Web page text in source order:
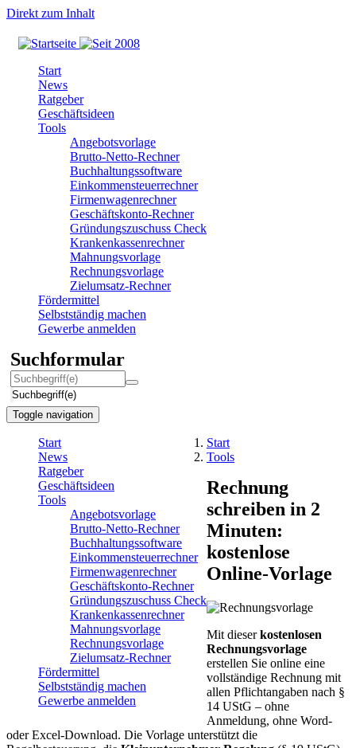
Direkt zum Inhalt
Start
News
Ratgeber
Geschäftsideen
Tools
Angebotsvorlage
Brutto-Netto-Rechner
Buchhaltungssoftware
Einkommensteuerrechner
Firmenwagenrechner
Geschäftskonto-Rechner
Gründungszuschuss Check
Krankenkassenrechner
Mahnungsvorlage
Rechnungsvorlage
Zielumsatz-Rechner
Fördermittel
Selbstständig machen
Gewerbe anmelden
Suchformular
Suchbegriff(e)
Toggle navigation
Start
News
Ratgeber
Geschäftsideen
Tools
Angebotsvorlage
Brutto-Netto-Rechner
Buchhaltungssoftware
Einkommensteuerrechner
Firmenwagenrechner
Geschäftskonto-Rechner
Gründungszuschuss Check
Krankenkassenrechner
Mahnungsvorlage
Rechnungsvorlage
Zielumsatz-Rechner
Fördermittel
Selbstständig machen
Gewerbe anmelden
Start
Tools
Rechnung
schreiben in 2
Minuten:
kostenlose
Online-Vorlage
Mit dieserkostenlosen
Rechnungsvorlage
erstellen Sie online eine
vollständige Rechnung mit
allen Pflichtangaben nach §
14 UStG – ohne
Anmeldung, ohne Word-
oder Excel-Download. Die Vorlage unterstützt die